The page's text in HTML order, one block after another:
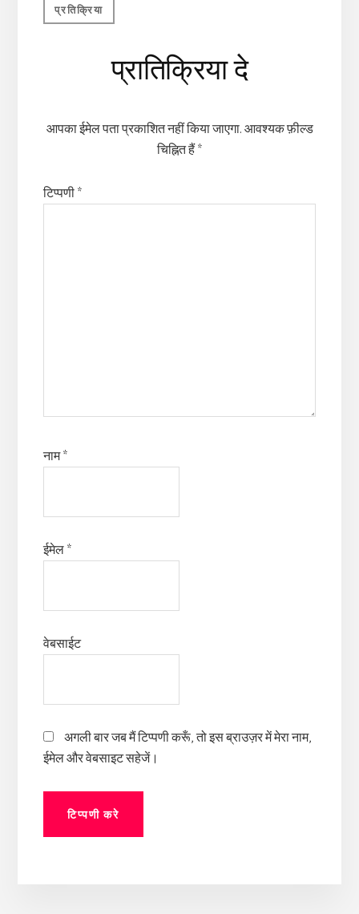
प्रतिक्रिया
प्रातिक्रिया दे
आपका ईमेल पता प्रकाशित नहीं किया जाएगा. आवश्यक फ़ील्ड
चिह्नित हैं *
टिप्पणी *
नाम*
ईमेल *
वेबसाईट
अगली बार जब मैं टिप्पणी करूँ, तो इस ब्राउज़र में मेरा नाम,
ईमेल और वेबसाइट सहेजें।